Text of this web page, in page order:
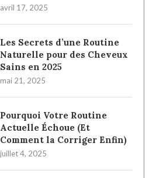
avril 17, 2025
Les Secrets d’une Routine
Naturelle pour des Cheveux
Sains en 2025
mai 21, 2025
Pourquoi Votre Routine
Actuelle Échoue (Et
Comment la Corriger Enfin)
juillet 4, 2025